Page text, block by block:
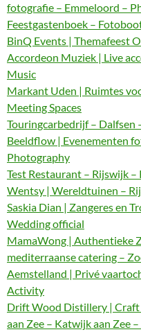
fotografie – Emmeloord –
Feestgastenboek –
BinQ Events | Themafeest
Accordeon Muziek | Live
Music
Markant Uden | Ruimtes
Meeting Spaces
Touringcarbedrijf – Dalfsen
Beeldflow | Evenementen
Photography
Test Restaurant – Rijswijk –
Wentsy | Wereldtuinen –
Saskia Dian | Zangeres en
Wedding official
MamaWong | Authentieke
mediterraanse catering –
Aemstelland | Privé
Activity
Drift Wood Distillery | Craft
aan Zee – Katwijk aan Zee